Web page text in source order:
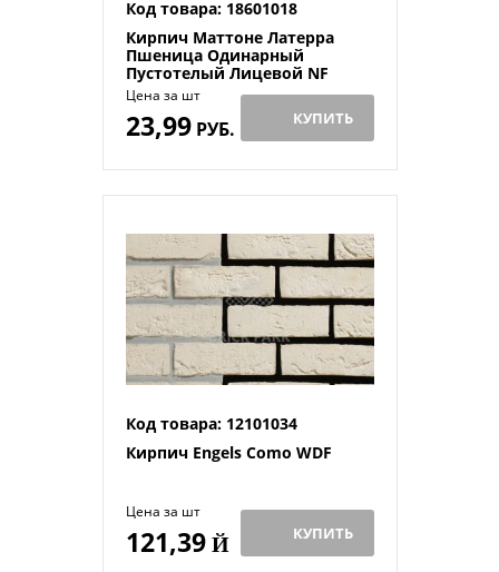
Код товара: 18601018
Кирпич Маттоне Латерра
Пшеница Одинарный
Пустотелый Лицевой NF
пустотность 33%
Цена за шт
23,99РУБ. КУПИТЬ
Код товара: 12101034
Кирпич Engels Como WDF
Цена за шт
121,39Й КУПИТЬ